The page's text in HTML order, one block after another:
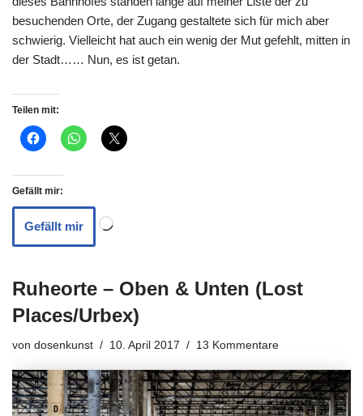
besuchenden Orte, der Zugang gestaltete sich für mich aber
schwierig. Vielleicht hat auch ein wenig der Mut gefehlt, mitten in
der Stadt…… Nun, es ist getan.
Teilen mit:
Gefällt mir:
Gefällt mir
Ruheorte – Oben & Unten (Lost
Places/Urbex)
von dosenkunst 10. April 2017 13 Kommentare